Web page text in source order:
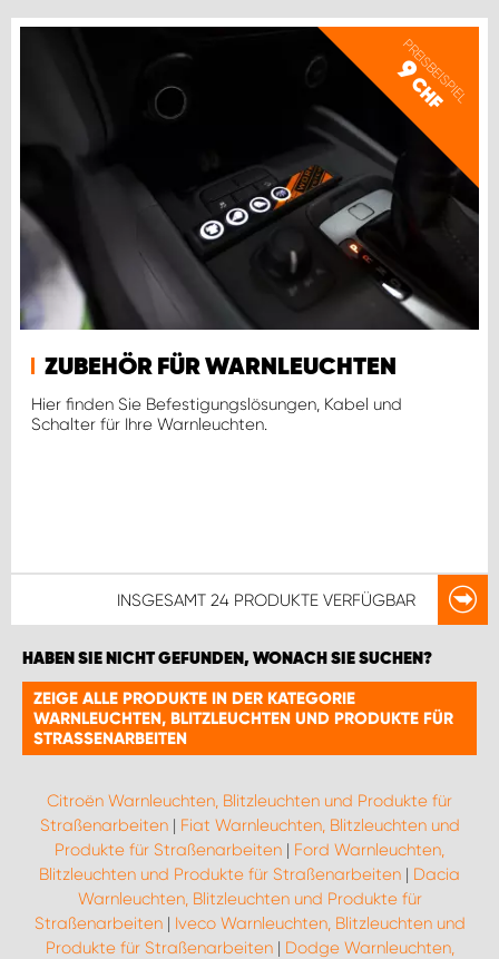
PREISBEISPIEL
9
CHF
ZUBEHÖR FÜR WARNLEUCHTEN
Hier finden Sie Befestigungslösungen, Kabel und
Schalter für Ihre Warnleuchten.
INSGESAMT 24 PRODUKTE VERFÜGBAR
HABEN SIE NICHT GEFUNDEN, WONACH SIE SUCHEN?
ZEIGE ALLE PRODUKTE IN DER KATEGORIE
WARNLEUCHTEN, BLITZLEUCHTEN UND PRODUKTE FÜR
STRASSENARBEITEN
Citroën Warnleuchten, Blitzleuchten und Produkte für
Straßenarbeiten| Fiat Warnleuchten, Blitzleuchten und
Produkte für Straßenarbeiten | Ford Warnleuchten,
Blitzleuchten und Produkte für Straßenarbeiten | Dacia
Warnleuchten, Blitzleuchten und Produkte für
Straßenarbeiten| Iveco Warnleuchten, Blitzleuchten und
Produkte für Straßenarbeiten| Dodge Warnleuchten,